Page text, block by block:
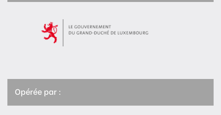
Opérée par :